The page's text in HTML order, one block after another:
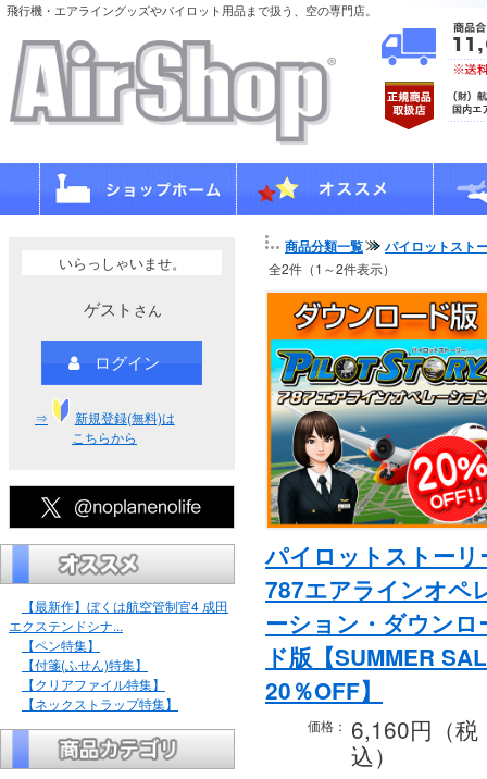
飛行機・エアライングッズやパイロット用品まで扱う、空の専門店。
いらっしゃいませ。
ゲスト さん
ログイン
⇒
新規登録(無料)は
こちらから
【最新作】ぼくは航空管制官4 成田
エクステンドシナ...
【ペン特集】
【付箋(ふせん)特集】
【クリアファイル特集】
【ネックストラップ特集】
商品分類一覧 パイロットスト
全2件（1～2件表示）
パイロットストーリ
787エアラインオペ
ーション・ダウンロ
ド版【SUMMER
20％OFF】
価格： 6,160円（税
込）